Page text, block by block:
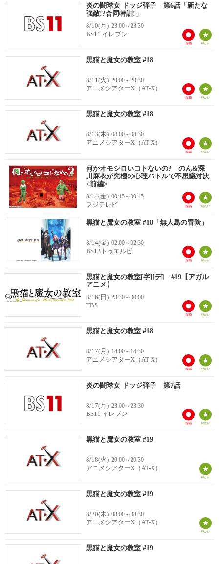
炎の闘球女 ドッジ弾子 第6話「新たな
強敵!?合同特訓!」
8/10(月) 23:00～23:30
BS11 イレブン
黒猫と魔女の教室 #18
8/11(火) 20:00～20:30
アニメシアターX（AT-X）
黒猫と魔女の教室 #18
8/13(木) 08:00～08:30
アニメシアターX（AT-X）
何かオモシロいコトないの? のん&深
川麻衣が究極の心理バトルで不思議対決
<前編>
8/14(金) 00:15～00:45
フジテレビ
黒猫と魔女の教室 #18「無人島の冒険」
8/14(金) 02:00～02:30
BS12トゥエルビ
黒猫と魔女の教室[字][デ] #19【アガル
アニメ】
8/16(日) 23:30～00:00
TBS
黒猫と魔女の教室 #18
8/17(月) 14:00～14:30
アニメシアターX（AT-X）
炎の闘球女 ドッジ弾子 第7話
8/17(月) 23:00～23:30
BS11 イレブン
黒猫と魔女の教室 #19
8/18(火) 20:00～20:30
アニメシアターX（AT-X）
黒猫と魔女の教室 #19
8/20(木) 08:00～08:30
アニメシアターX（AT-X）
黒猫と魔女の教室 #19